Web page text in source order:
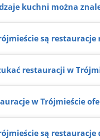
kuchni można
są
restauracji w
w Trójmieście
są